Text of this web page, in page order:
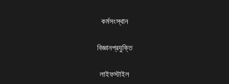
কর্মসংস্থান
বিজ্ঞানপ্রযুক্তি
লাইফস্টাইল